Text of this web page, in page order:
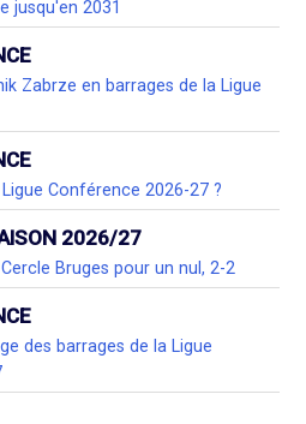
jusqu'en 2031
Zabrze en barrages de la Ligue
Conférence 2026-27 ?
2026/27
Bruges pour un nul, 2-2
des barrages de la Ligue